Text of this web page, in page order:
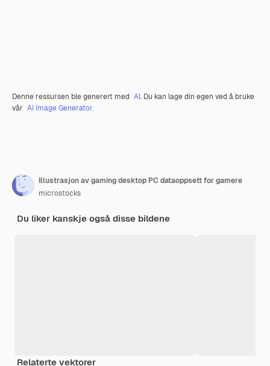
Denne ressursen ble generert med AI. Du kan lage din egen ved å bruke
vår AI Image Generator.
Illustrasjon av gaming desktop PC dataoppsett for gamere
microstocks
Du liker kanskje også disse bildene
Relaterte vektorer